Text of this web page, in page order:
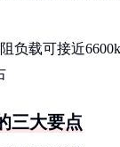
阻负载可接近
三大要点